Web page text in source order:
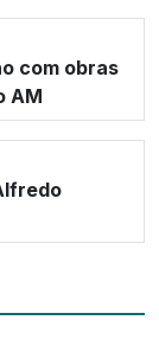
com obras
AM